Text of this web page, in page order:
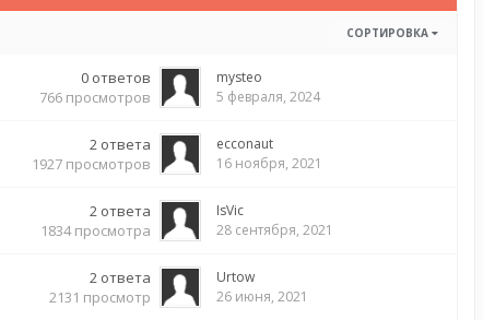
СОРТИРОВКА
0 ответов
766 просмотров
mysteo
5 февраля, 2024
2 ответа
1927 просмотров
ecconaut
16 ноября, 2021
2 ответа
1834 просмотра
IsVic
28 сентября, 2021
2 ответа
2131 просмотр
Urtow
26 июня, 2021